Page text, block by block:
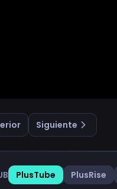
Siguiente
PlusTube PlusRise